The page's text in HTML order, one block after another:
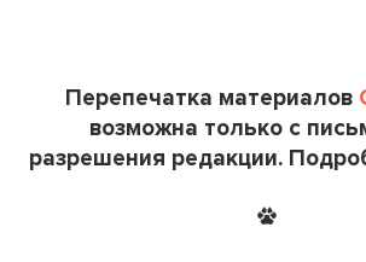
Перепечатка материалов
возможна только с
разрешения редакции.